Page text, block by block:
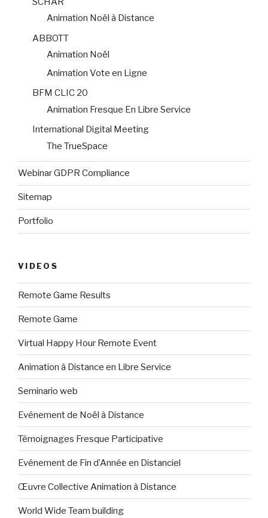
Animation Noël à Distance
ABBOTT
Animation Noël
Animation Vote en Ligne
BFM CLIC 20
Animation Fresque En Libre Service
International Digital Meeting
The TrueSpace
Webinar GDPR Compliance
Sitemap
Portfolio
VIDEOS
Remote Game Results
Remote Game
Virtual Happy Hour Remote Event
Animation à Distance en Libre Service
Seminario web
Evénement de Noël à Distance
Témoignages Fresque Participative
Evénement de Fin d’Année en Distanciel
Œuvre Collective Animation à Distance
World Wide Team building